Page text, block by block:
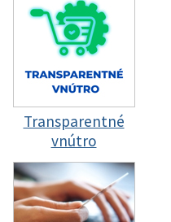
Transparentné
vnútro